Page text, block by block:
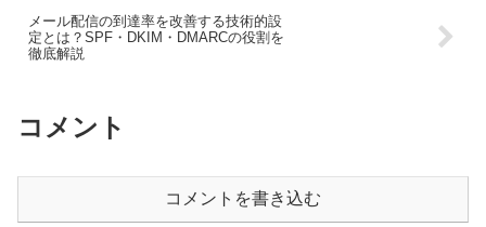
メール配信の到達率を改善する技術的設
定とは？SPF・DKIM・DMARCの役割を
徹底解説
コメント
コメントを書き込む